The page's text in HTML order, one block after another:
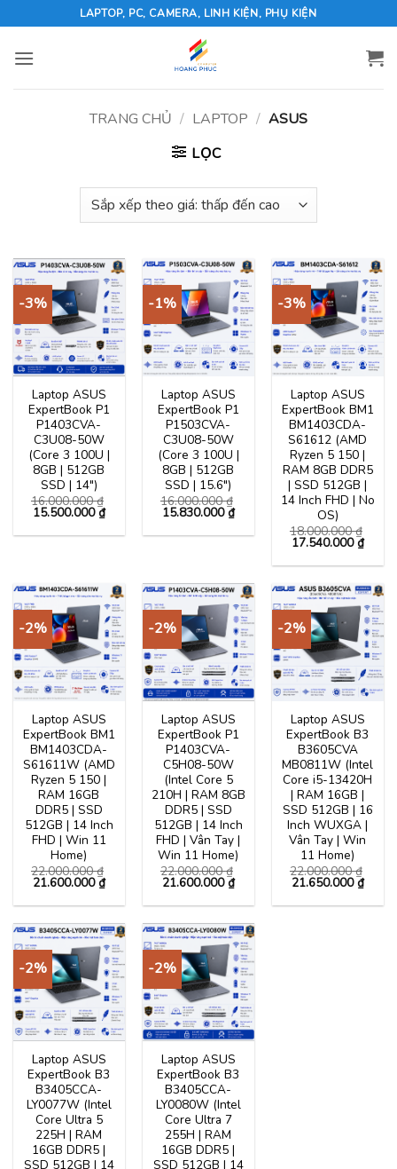
to
content
LAPTOP, PC, CAMERA, LINH KIỆN, PHỤ KIỆN
TRANG CHỦ / LAPTOP / ASUS
LỌC
-3%
Laptop ASUS
ExpertBook P1
P1403CVA-
C3U08-50W
(Core 3 100U |
8GB | 512GB
SSD | 14″)
16.000.000₫
Giá
là:
15.500.000₫Giá
hiện
tại
-1%
Laptop ASUS
ExpertBook P1
P1503CVA-
C3U08-50W
(Core 3 100U |
8GB | 512GB
SSD | 15.6″)
16.000.000₫
Giá
là:
15.830.000₫Giá
hiện
tại
-3%
Laptop ASUS
ExpertBook BM1
BM1403CDA-
S61612 (AMD
Ryzen 5 150 |
RAM 8GB DDR5
| SSD 512GB |
14 Inch FHD | No
OS)
18.000.000₫
Giá
là:
17.540.000₫Giá
hiện
tại
-2%
Laptop ASUS
ExpertBook BM1
BM1403CDA-
S61611W (AMD
Ryzen 5 150 |
RAM 16GB
DDR5 | SSD
512GB | 14 Inch
FHD | Win 11
Home)
22.000.000₫
Giá
là:
21.600.000₫Giá
hiện
tại
21.600.000 ₫.
-2%
Laptop ASUS
ExpertBook P1
P1403CVA-
C5H08-50W
(Intel Core 5
210H | RAM 8GB
DDR5 | SSD
512GB | 14 Inch
FHD | Vân Tay |
Win 11 Home)
22.000.000₫
Giá
là:
21.600.000₫Giá
hiện
tại
21.600.000 ₫.
-2%
Laptop ASUS
ExpertBook B3
B3605CVA
MB0811W (Intel
Core i5-13420H
| RAM 16GB |
SSD 512GB | 16
Inch WUXGA |
Vân Tay | Win
11 Home)
22.000.000₫
Giá
là:
21.650.000₫Giá
hiện
tại
-2%
Laptop ASUS
ExpertBook B3
B3405CCA-
LY0077W (Intel
Core Ultra 5
225H | RAM
16GB DDR5 |
SSD 512GB | 14
-2%
Laptop ASUS
ExpertBook B3
B3405CCA-
LY0080W (Intel
Core Ultra 7
255H | RAM
16GB DDR5 |
SSD 512GB | 14